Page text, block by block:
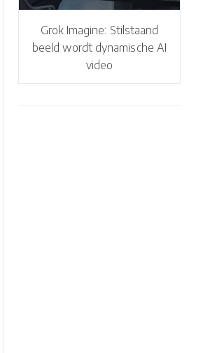
Grok Imagine: Stilstaand
beeld wordt dynamische AI
video